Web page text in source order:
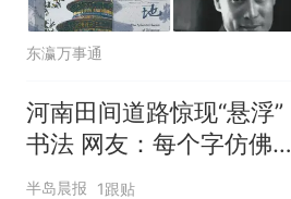
东瀛万事通
河南田间道路惊现“悬浮”
书法 网友：每个字仿佛会
随时飘走
半岛晨报 1跟贴